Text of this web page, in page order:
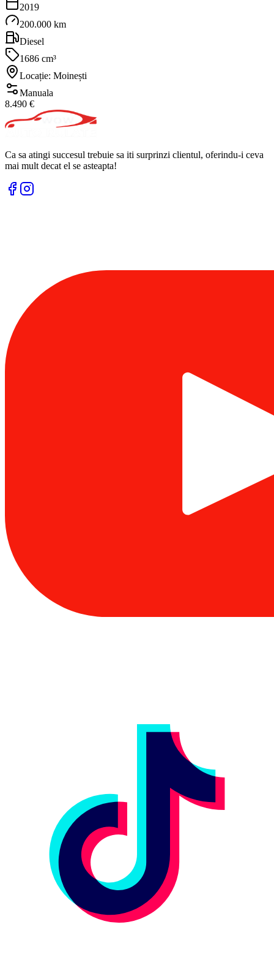
2019
200.000 km
Diesel
1686 cm³
Locație: Moinești
Manuala
8.490 €
Ca sa atingi succesul trebuie sa iti surprinzi clientul, oferindu-i ceva
mai mult decat el se asteapta!